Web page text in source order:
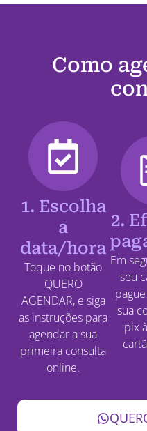
Como
1. Escolha
a
data/hora
Toque no botão
QUERO
AGENDAR, e siga
as instruções para
agendar a sua
primeira consulta
online.
2.
Em
seu
sua
pix